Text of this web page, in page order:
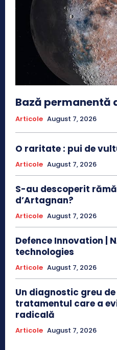
Bază permanentă
Articole August 7, 2026
O raritate : pui de
Articole August 7, 2026
S-au descoperit
d’Artagnan?
Articole August 7, 2026
Defence Innovation |
technologies
Articole August 7, 2026
Un diagnostic greu
tratamentul care a
radicală
Articole August 7, 2026